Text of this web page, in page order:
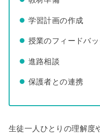
学習計画の作成
授業のフィードバ
進路相談
保護者との連携
生徒一人ひとりの理解度